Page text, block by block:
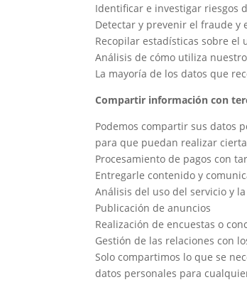
Identificar e investigar riesgos
Detectar y prevenir el fraude y
Recopilar estadísticas sobre el
Análisis de cómo utiliza
La mayoría de los datos que
Compartir información con
Podemos compartir sus datos
para que puedan realizar
Procesamiento de pagos con
Entregarle contenido y
Análisis del uso del servicio y
Publicación de anuncios
Realización de encuestas o
Gestión de las relaciones con
Solo compartimos lo que se
datos personales para